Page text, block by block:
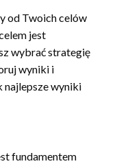
od Twoich celów
jest
wybrać strategię
wyniki i
najlepsze wyniki
fundamentem